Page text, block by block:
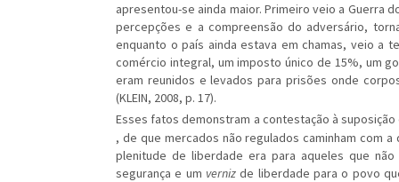
apresentou-se ainda maior. Primeiro veio a Guerra
percepções e a compreensão do adversário,
enquanto o país ainda estava em chamas, veio a
comércio integral, um imposto único de 15%, um
eram reunidos e levados para prisões onde
(KLEIN, 2008, p. 17).
Esses fatos demonstram a contestação à
, de que mercados não regulados caminham com a
plenitude de liberdade era para aqueles que
segurança e um vernizde liberdade para o povo